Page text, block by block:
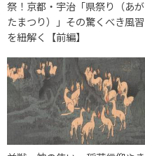
祭！京都・宇治「県祭り（あが
たまつり）」その驚くべき風習
を紐解く【前編】